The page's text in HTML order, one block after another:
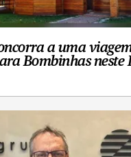
a uma
Bombinhas neste